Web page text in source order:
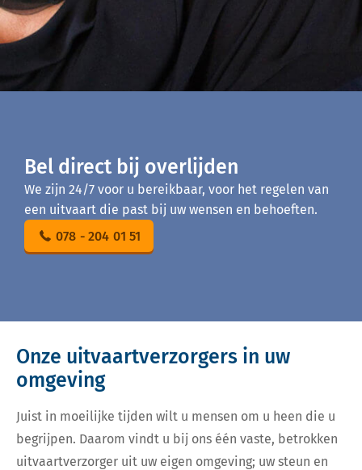
Bel direct bij overlijden
We zijn 24/7 voor u bereikbaar, voor het regelen van
een uitvaart die past bij uw wensen en behoeften.
078 - 204 01 51
Onze uitvaartverzorgers in uw
omgeving
Juist in moeilijke tijden wilt u mensen om u heen die u
begrijpen. Daarom vindt u bij ons één vaste, betrokken
uitvaartverzorger uit uw eigen omgeving; uw steun en